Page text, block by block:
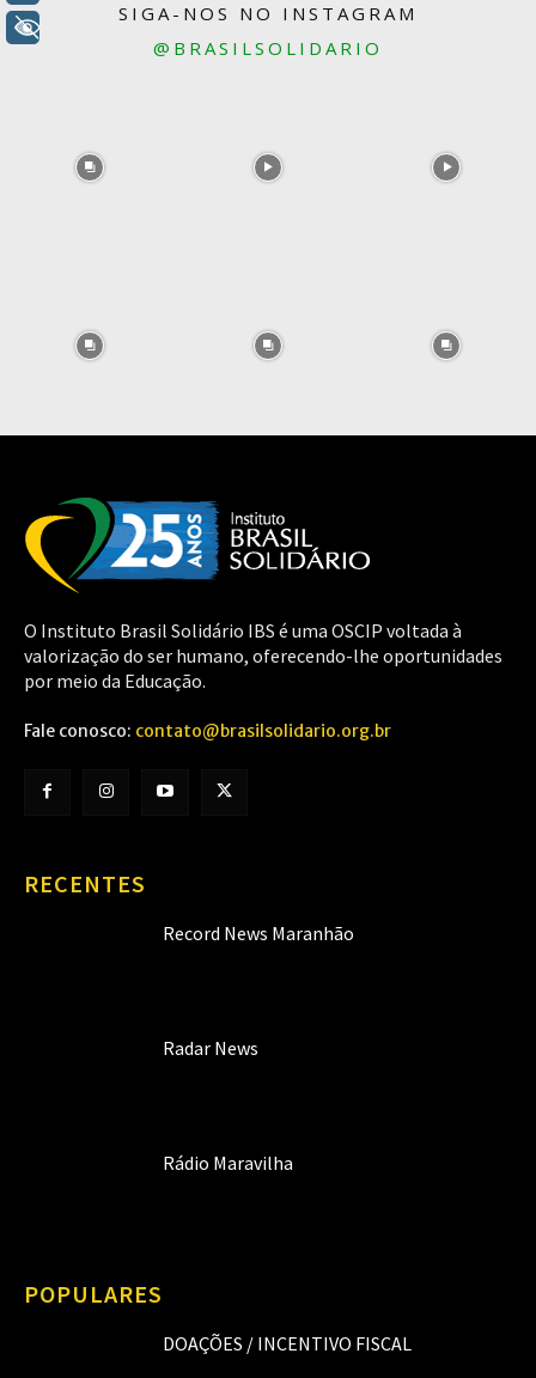
SIGA-NOS NO INSTAGRAM
@BRASILSOLIDARIO
O Instituto Brasil Solidário IBS é uma OSCIP voltada à
valorização do ser humano, oferecendo-lhe oportunidades
por meio da Educação.
Fale conosco: contato@brasilsolidario.org.br
RECENTES
Record News Maranhão
Radar News
Rádio Maravilha
POPULARES
DOAÇÕES / INCENTIVO FISCAL
+ Acessibilidade